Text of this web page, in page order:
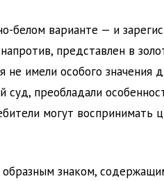
белом варианте — и
представлен в
не имели особого значения
суд, преобладали
могут воспринимать
образным знаком,